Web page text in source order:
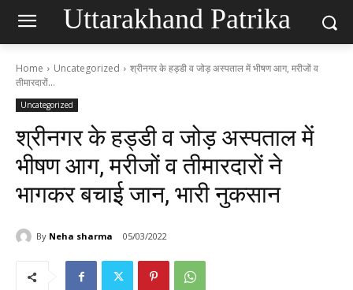
Uttarakhand Patrika
Home Uncategorized
श्रीनगर के हड्डी व जोड़ अस्पताल में भीषण आग, मरीजों व
तीमारदारों...
Uncategorized
श्रीनगर के हड्डी व जोड़ अस्पताल में
भीषण आग, मरीजों व तीमारदारों ने
भागकर बचाई जान, भारी नुकसान
By Neha sharma 05/03/2022